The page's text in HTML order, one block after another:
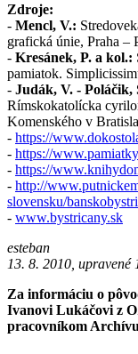
Zdroje:
- Mencl, V.:
grafická únie, Praha –
- Kresánek, P. a kol.:
pamiatok.
- Judák, V. - Poláčik,
Rímskokatolícka
Komenského v
- https://
- https://
- https://
- http://
slovensku/
- www.bystricany.sk
esteban
13. 8. 2010, upravené
Za informáciu o
Ivanovi Lukáčovi z
pracovníkom